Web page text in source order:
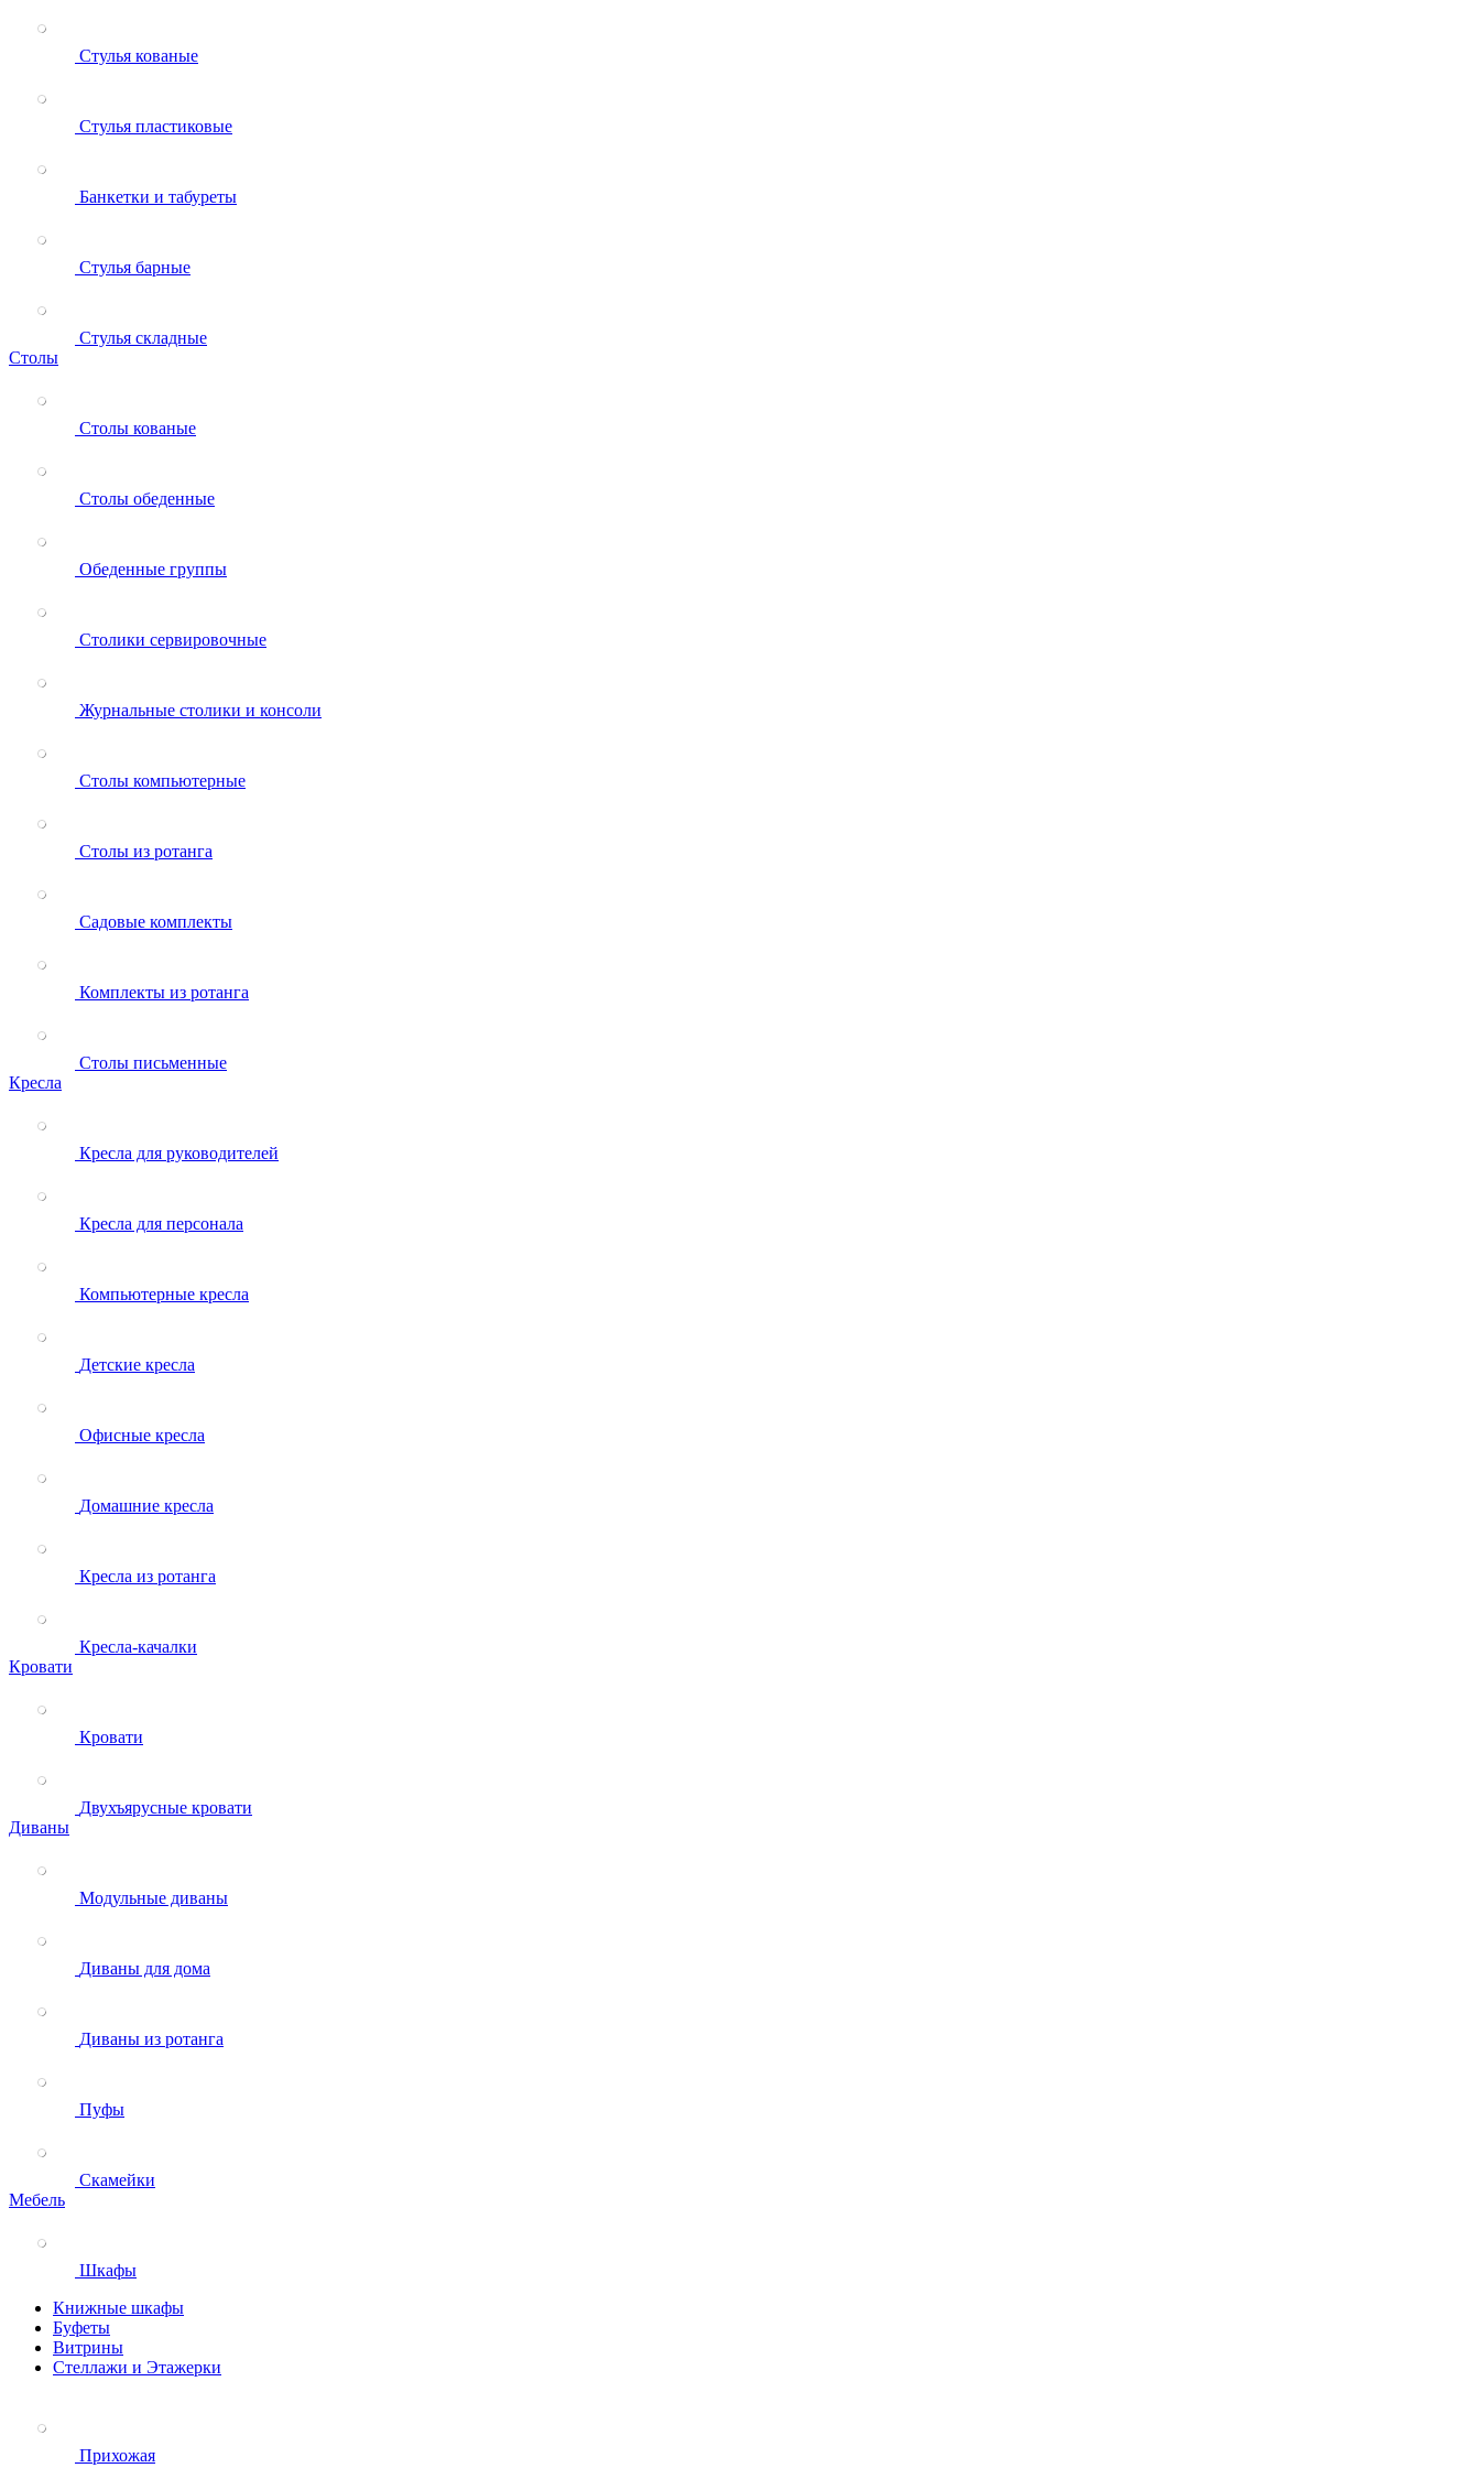
Стулья кованые
Стулья пластиковые
Банкетки и табуреты
Стулья барные
Стулья складные
Столы
Столы кованые
Столы обеденные
Обеденные группы
Столики сервировочные
Журнальные столики и консоли
Столы компьютерные
Столы из ротанга
Садовые комплекты
Комплекты из ротанга
Столы письменные
Кресла
Кресла для руководителей
Кресла для персонала
Компьютерные кресла
Детские кресла
Офисные кресла
Домашние кресла
Кресла из ротанга
Кресла-качалки
Кровати
Кровати
Двухъярусные кровати
Диваны
Модульные диваны
Диваны для дома
Диваны из ротанга
Пуфы
Скамейки
Мебель
Шкафы
Книжные шкафы
Буфеты
Витрины
Стеллажи и Этажерки
Прихожая